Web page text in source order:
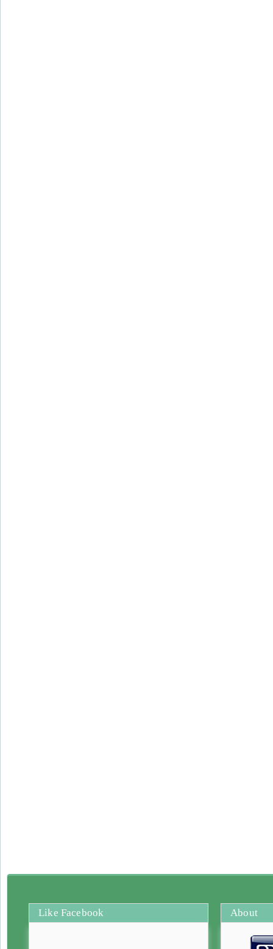
Like Facebook About